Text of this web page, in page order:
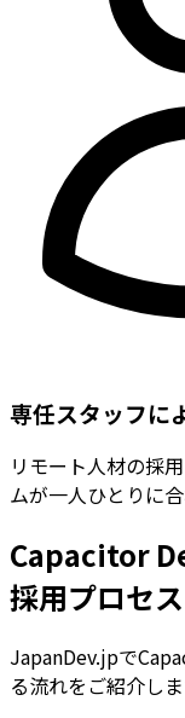
専任スタッフに
リモート人材の採
ムが一人ひとりに
Capacitor
採用プロセス
JapanDev.jpで
る流れをご紹介しま